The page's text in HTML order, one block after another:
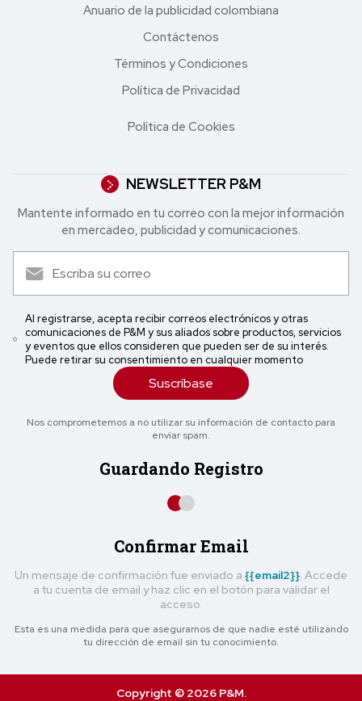
Anuario de la publicidad colombiana
Contáctenos
Términos y Condiciones
Política de Privacidad
Política de Cookies
NEWSLETTER P&M
Mantente informado en tu correo con la mejor in formación
en mercadeo, publicidad y comunicaciones.
Al registrarse, acepta recibir correos electrónicos y otras
comunicaciones de P&M y sus aliados sobre productos, servicios
y eventos que ellos consideren que pueden ser de su interés.
Puede retirar su consentimiento en cualquier momento
Suscríbase
Nos comprometemos a no utilizar su información de contacto para
enviar spam.
Guardando Registro
Confirmar Email
Un mensaje de confirmación fue enviado a {{email2}}. Accede
a tu cuenta de email y haz clic en el botón para validar el
acceso.
Esta es una medida para que asegurarnos de que nadie esté utilizando
tu dirección de email sin tu conocimiento.
Copyright © 2026 P&M.